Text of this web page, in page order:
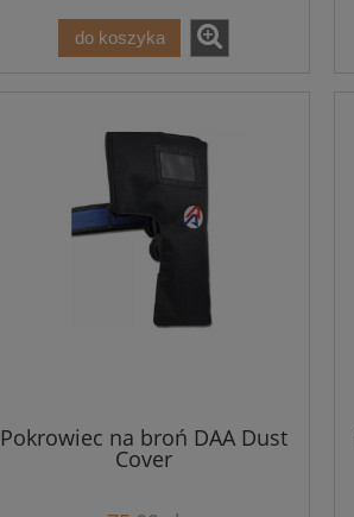
do koszyka
Pokrowiec na broń DAA Dust
Cover